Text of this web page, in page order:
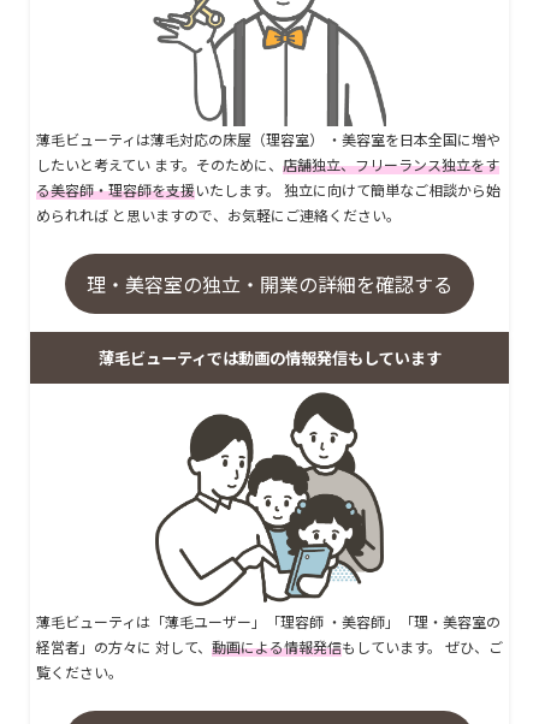
薄毛ビューティは薄毛対応の床屋（理容室） ・美容室を日本全国に増や
したいと考えてい ます。そのために、 店舗独立、フリーランス独立をす
る美容師・理容師を支援いたします。 独立に向けて簡単なご相談から始
められれば と思いますので、お気軽にご連絡ください。
理・美容室の独立・開業の詳細を確認する
薄毛ビューティでは動画の情報発信もしています
薄毛ビューティは「薄毛ユーザー」「理容師 ・美容師」「理・美容室の
経営者」の方々に 対して、 動画による情報発信もしています。 ぜひ、ご
覧ください。